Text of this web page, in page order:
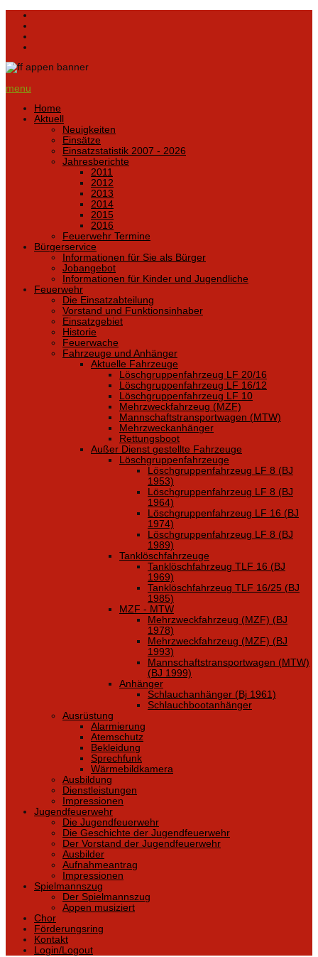
menu
Home
Aktuell
Neuigkeiten
Einsätze
Einsatzstatistik 2007 - 2026
Jahresberichte
2011
2012
2013
2014
2015
2016
Feuerwehr Termine
Bürgerservice
Informationen für Sie als Bürger
Jobangebot
Informationen für Kinder und Jugendliche
Feuerwehr
Die Einsatzabteilung
Vorstand und Funktionsinhaber
Einsatzgebiet
Historie
Feuerwache
Fahrzeuge und Anhänger
Aktuelle Fahrzeuge
Löschgruppenfahrzeug LF 20/16
Löschgruppenfahrzeug LF 16/12
Löschgruppenfahrzeug LF 10
Mehrzweckfahrzeug (MZF)
Mannschaftstransportwagen (MTW)
Mehrzweckanhänger
Rettungsboot
Außer Dienst gestellte Fahrzeuge
Löschgruppenfahrzeuge
Löschgruppenfahrzeug LF 8 (BJ
1953)
Löschgruppenfahrzeug LF 8 (BJ
1964)
Löschgruppenfahrzeug LF 16 (BJ
1974)
Löschgruppenfahrzeug LF 8 (BJ
1989)
Tanklöschfahrzeuge
Tanklöschfahrzeug TLF 16 (BJ
1969)
Tanklöschfahrzeug TLF 16/25 (BJ
1985)
MZF - MTW
Mehrzweckfahrzeug (MZF) (BJ
1978)
Mehrzweckfahrzeug (MZF) (BJ
1993)
Mannschaftstransportwagen (MTW)
(BJ 1999)
Anhänger
Schlauchanhänger (Bj 1961)
Schlauchbootanhänger
Ausrüstung
Alarmierung
Atemschutz
Bekleidung
Sprechfunk
Wärmebildkamera
Ausbildung
Dienstleistungen
Impressionen
Jugendfeuerwehr
Die Jugendfeuerwehr
Die Geschichte der Jugendfeuerwehr
Der Vorstand der Jugendfeuerwehr
Ausbilder
Aufnahmeantrag
Impressionen
Spielmannszug
Der Spielmannszug
Appen musiziert
Chor
Förderungsring
Kontakt
Login/Logout